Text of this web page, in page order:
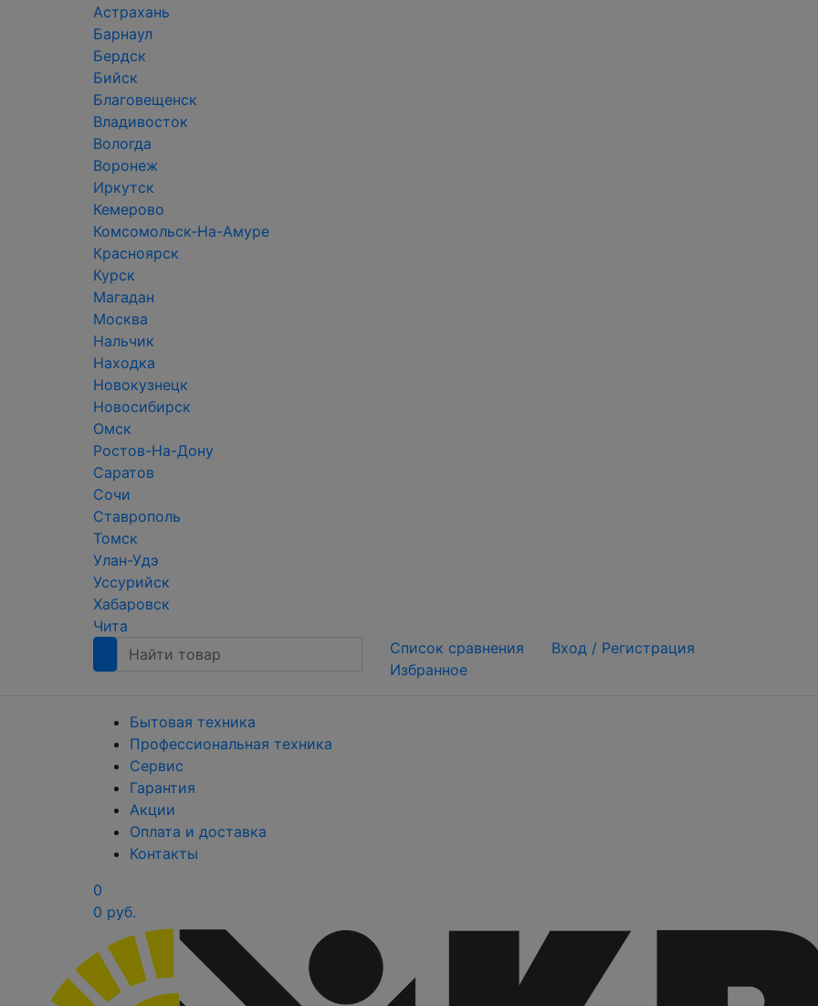
Астрахань
Барнаул
Бердск
Бийск
Благовещенск
Владивосток
Вологда
Воронеж
Иркутск
Кемерово
Комсомольск-На-Амуре
Красноярск
Курск
Магадан
Москва
Нальчик
Находка
Новокузнецк
Новосибирск
Омск
Ростов-На-Дону
Саратов
Сочи
Ставрополь
Томск
Улан-Удэ
Уссурийск
Хабаровск
Чита
Список сравнения
Избранное
Вход / Регистрация
Бытовая техника
Профессиональная техника
Сервис
Гарантия
Акции
Оплата и доставка
Контакты
0
0 руб.